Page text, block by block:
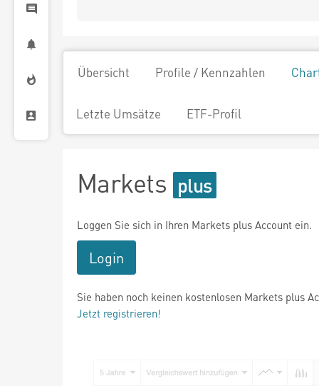
Übersicht Profile / Kennzahlen
Letzte Umsätze ETF-Profil
Markets
Loggen Sie sich in Ihren Markets plus Account ein.
Login
Sie haben noch keinen kostenlosen Markets plus
Jetzt registrieren!